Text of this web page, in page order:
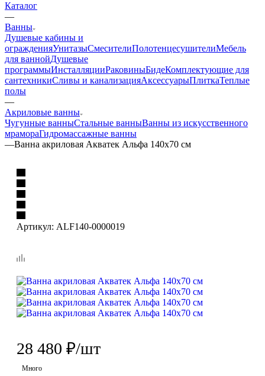
Каталог
—
Ванны
Душевые кабины и
огражденияУнитазыСмесителиПолотенцесушителиМебель
для ваннойДушевые
программыИнсталляцииРаковиныБидеКомплектующие для
сантехникиСливы и канализацияАксессуарыПлиткаТеплые
полы
—
Акриловые ванны
Чугунные ванныСтальные ванныВанны из искусственного
мрамораГидромассажные ванны
—Ванна акриловая Акватек Альфа 140x70 см
Артикул: ALF140-0000019
28 480 ₽/шт
Много